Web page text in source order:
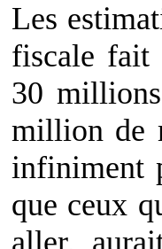
Les
fiscale fait
30
million de
infiniment
que ceux